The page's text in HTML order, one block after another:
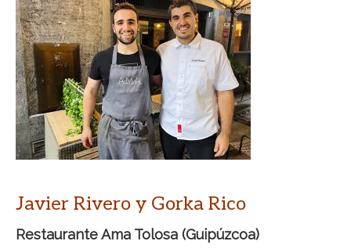
Javier Rivero y Gorka Rico
Restaurante Ama Tolosa (Guipúzcoa)